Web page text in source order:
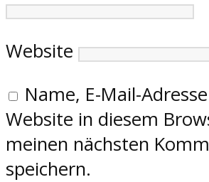
Website
Name, E-Mail-
Website in diesem
meinen nächsten
speichern.